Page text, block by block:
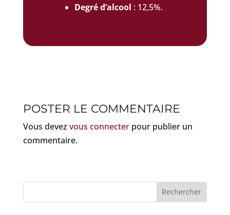
Degré d’alcool : 12,5%.
POSTER LE COMMENTAIRE
Vous devez vous connecterpour publier un
commentaire.
Rechercher